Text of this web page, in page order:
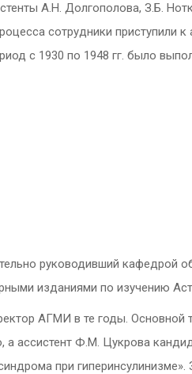
А.Н. Долгополова, З.Б.
сотрудники приступили
с 1930 по 1948 гг. было
руководивший
изданиями по изучению
АГМИ в те годы. Основной
ассистент Ф.М. Цукрова
при